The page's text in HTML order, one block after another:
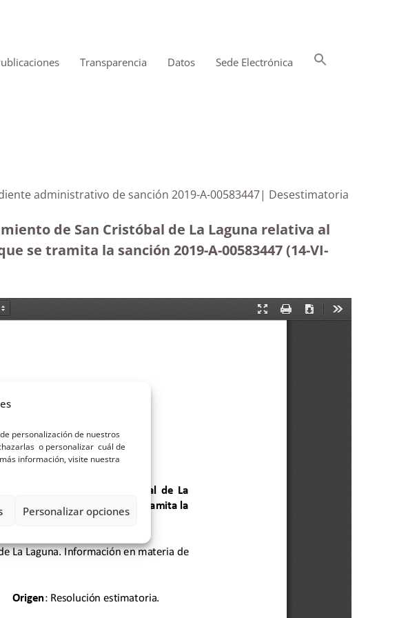
personalización de nuestros
o personalizar cuál de
información, visite nuestra
Personalizar opciones
Transparencia Datos Sede Electrónica
administrativo de sanción 2019-A-00583447| Desestimatoria
de San Cristóbal de La Laguna relativa al
se tramita la sanción 2019-A-00583447 (14-VI-